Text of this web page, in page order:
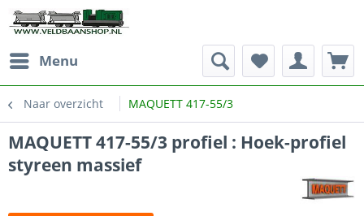
Menu
Naar overzicht MAQUETT 417-55/3
MAQUETT 417-55/3 profiel : Hoek-profiel
styreen massief